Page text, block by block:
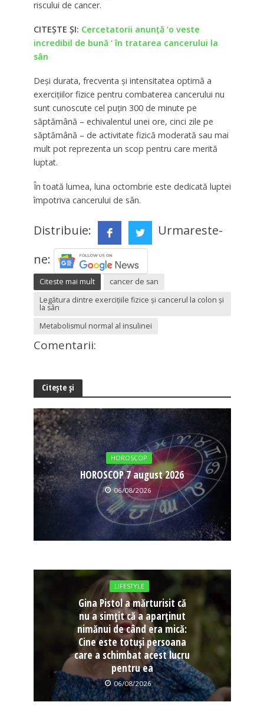
riscului de cancer.
CITEȘTE ȘI: Cercetatorii anunță ‘o veste
incredibil de bună ‘ în tratarea cancerului la
sân
Deşi durata, frecventa şi intensitatea optimă a
exerciţiilor fizice pentru combaterea cancerului nu
sunt cunoscute cel puţin 300 de minute pe
săptămână – echivalentul unei ore, cinci zile pe
săptămână – de activitate fizică moderată sau mai
mult pot reprezenta un scop pentru care merită
luptat.
În toată lumea, luna octombrie este dedicată luptei
împotriva cancerului de sân.
Distribuie:
Urmareste-
ne:
Citeste mai mult
cancer de san
Legătura dintre exerciţiile fizice şi cancerul la colon şi
la sân
Metabolismul normal al insulinei
Comentarii:
Citește și
HOROSCOP
HOROSCOP 7 august 2026
06/08/2026
LIFESTYLE
Gina Pistol a mărturisit că
nu a simțit că a aparținut
nimănui de când era mică:
Cine este totuși persoana
care a schimbat acest lucru
pentru ea
06/08/2026